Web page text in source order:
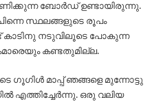
ബോർഡ് ഉണ്ടായിരുന്നു.
സ്ഥലങ്ങളുടെ രൂപം
കാടിനു നടുവിലൂടെ പോകുന്ന
കണ്ടതുമില്ല.
ഗൂഗിൾ മാപ്പ് ഞങ്ങളെ മുന്നോട്ടു
എത്തിച്ചേർന്നു. ഒരു വലിയ